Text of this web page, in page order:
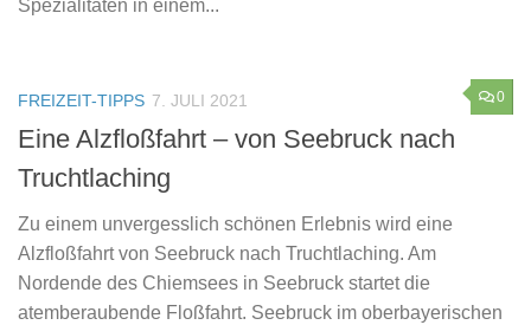
Spezialitäten in einem...
0
FREIZEIT-TIPPS 7. JULI 2021
Eine Alzfloßfahrt – von Seebruck nach
Truchtlaching
Zu einem unvergesslich schönen Erlebnis wird eine
Alzfloßfahrt von Seebruck nach Truchtlaching. Am
Nordende des Chiemsees in Seebruck startet die
atemberaubende Floßfahrt. Seebruck im oberbayerischen